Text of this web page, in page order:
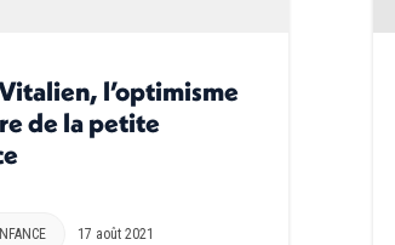
l’optimisme
de la petite
17 août 2021